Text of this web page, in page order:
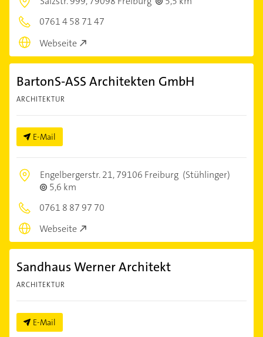
0761 4 58 71 47
Webseite
BartonS-ASS Architekten GmbH
ARCHITEKTUR
E-Mail
Engelbergerstr. 21,79106 Freiburg (Stühlinger)
5,6 km
0761 8 87 97 70
Webseite
Sandhaus Werner Architekt
ARCHITEKTUR
E-Mail